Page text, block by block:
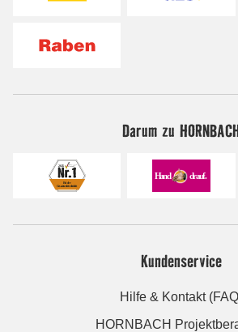
Darum zu
Kundenservice
Hilfe & Kontakt
HORNBACH